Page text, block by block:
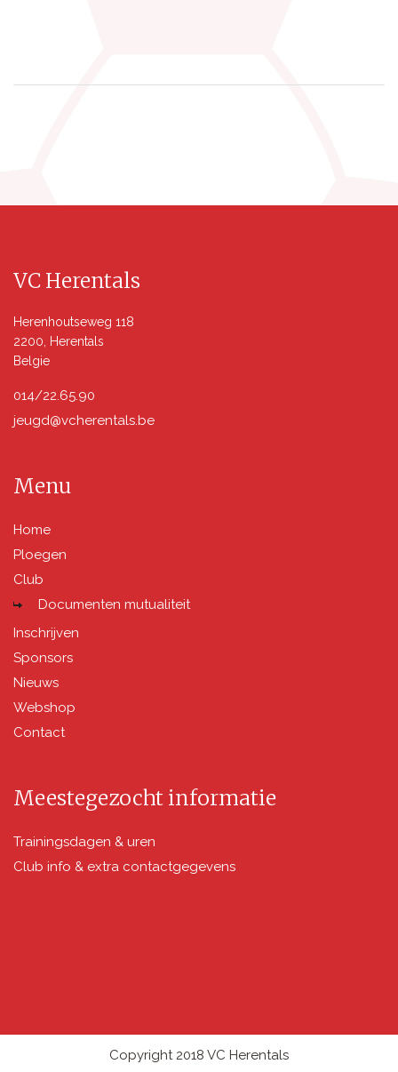
VC Herentals
Herenhoutseweg 118
2200, Herentals
Belgie
014/22.65.90
jeugd@vcherentals.be
Menu
Home
Ploegen
Club
Documenten mutualiteit
Inschrijven
Sponsors
Nieuws
Webshop
Contact
Meestegezocht informatie
Trainingsdagen & uren
Club info & extra contactgegevens
Copyright 2018 VC Herentals